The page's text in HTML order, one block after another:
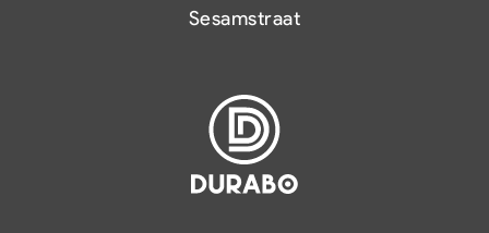
Sesamstraat